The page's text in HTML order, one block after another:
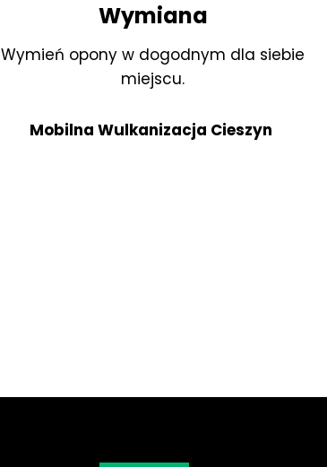
Wymiana
Wymień opony w dogodnym dla siebie
miejscu.
Mobilna Wulkanizacja Cieszyn